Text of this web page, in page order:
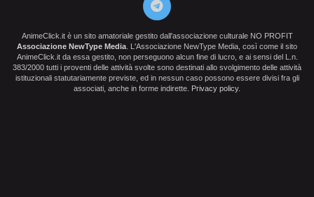
AnimeClick.it è un sito amatoriale gestito dall'associazione culturale NO PROFIT
Associazione NewType Media . L'Associazione NewType Media, così come il sito
AnimeClick.it da essa gestito, non perseguono alcun fine di lucro, e ai sensi del L.n.
383/2000 tutti i proventi delle attività svolte sono destinati allo svolgimento delle attività
istituzionali statutariamente previste, ed in nessun caso possono essere divisi fra gli
associati, anche in forme indirette. Privacy policy.